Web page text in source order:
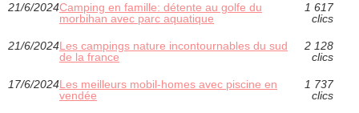
21/6/2024Camping en famille: détente au golfe du
morbihan avec parc aquatique
1 617
clics
21/6/2024Les campings nature incontournables du sud
de la france
2 128
clics
17/6/2024Les meilleurs mobil-homes avec piscine en
vendée
1 737
clics